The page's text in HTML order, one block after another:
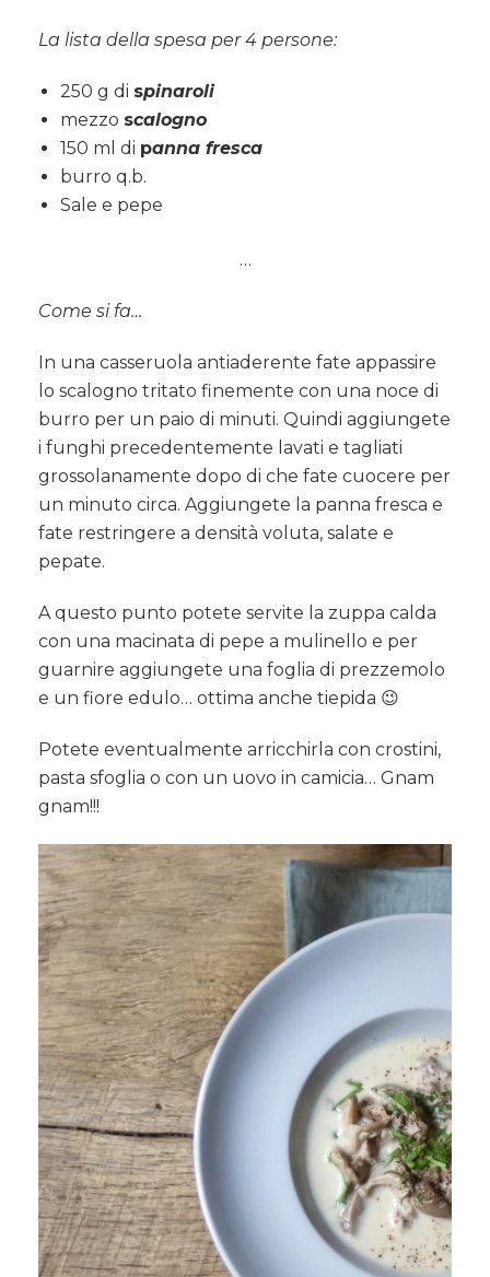
La lista della spesa per 4 persone:
250 g di spinaroli
mezzo scalogno
150 ml di panna fresca
burro q.b.
Sale e pepe
…
Come si fa…
In una casseruola antiaderente fate appassire
lo scalogno tritato finemente con una noce di
burro per un paio di minuti. Quindi aggiungete
i funghi precedentemente lavati e tagliati
grossolanamente dopo di che fate cuocere per
un minuto circa. Aggiungete la panna fresca e
fate restringere a densità voluta, salate e
pepate.
A questo punto potete servite la zuppa calda
con una macinata di pepe a mulinello e per
guarnire aggiungete una foglia di prezzemolo
e un fiore edulo… ottima anche tiepida 😉
Potete eventualmente arricchirla con crostini,
pasta sfoglia o con un uovo in camicia… Gnam
gnam!!!